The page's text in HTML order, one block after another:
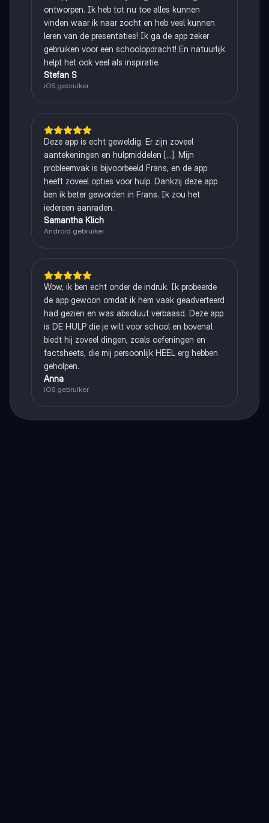
ontworpen. Ik heb tot nu toe alles kunnen
vinden waar ik naar zocht en heb veel kunnen
leren van de presentaties! Ik ga de app zeker
gebruiken voor een schoolopdracht! En natuurlijk
helpt het ook veel als inspiratie.
Stefan S
iOS gebruiker
Deze app is echt geweldig. Er zijn zoveel
aantekeningen en hulpmiddelen [...]. Mijn
probleemvak is bijvoorbeeld Frans, en de app
heeft zoveel opties voor hulp. Dankzij deze app
ben ik beter geworden in Frans. Ik zou het
iedereen aanraden.
Samantha Klich
Android gebruiker
Wow, ik ben echt onder de indruk. Ik probeerde
de app gewoon omdat ik hem vaak geadverteerd
had gezien en was absoluut verbaasd. Deze app
is DE HULP die je wilt voor school en bovenal
biedt hij zoveel dingen, zoals oefeningen en
factsheets, die mij persoonlijk HEEL erg hebben
geholpen.
Anna
iOS gebruiker